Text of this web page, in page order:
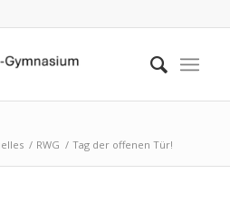
/ RWG / Tag der offenen Tür!